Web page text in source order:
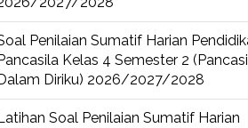
Penilaian Sumatif Harian
Kelas 4 Semester 2
Diriku) 2026/2027/2028
Soal Penilaian Sumatif Harian